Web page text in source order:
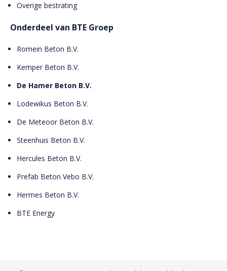
Overige bestrating
Onderdeel van BTE Groep
Romein Beton B.V.
Kemper Beton B.V.
De Hamer Beton B.V.
Lodewikus Beton B.V.
De Meteoor Beton B.V.
Steenhuis Beton B.V.
Hercules Beton B.V.
Prefab Beton Vebo B.V.
Hermes Beton B.V.
BTE Energy